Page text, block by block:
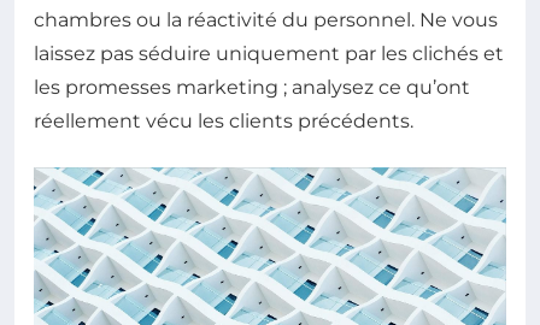
chambres ou la réactivité du personnel. Ne vous
laissez pas séduire uniquement par les clichés et
les promesses marketing ; analysez ce qu’ont
réellement vécu les clients précédents.